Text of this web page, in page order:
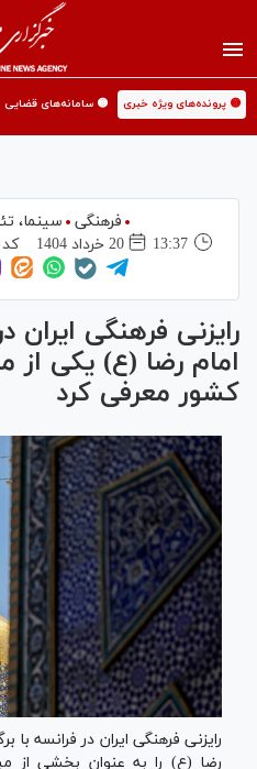
🟡 پرونده‌های ویژه خبری 🟡 سامانه‌های قضایی
فرهنگی
سینما،‌
13:37
20 خرداد 1404 کد
رایزنی فرهنگی ایران
امام رضا (ع) یکی از
کشور معرفی کرد
رایزنی فرهنگی ایران در فرانسه با
رضا (ع) را به عنوان بخشی از